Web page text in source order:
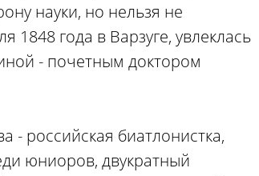
науки, но нельзя не
1848 года в Варзуге, увлеклась
- почетным доктором
- российская биатлонистка,
юниоров, двукратный